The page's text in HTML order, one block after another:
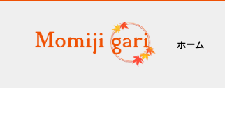
ホーム